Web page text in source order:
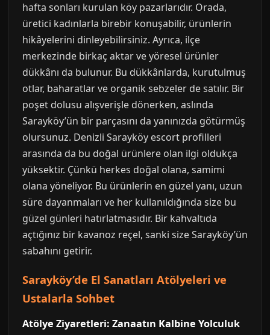
hafta sonları kurulan köy pazarlarıdır. Orada,
üretici kadınlarla birebir konuşabilir, ürünlerin
hikâyelerini dinleyebilirsiniz. Ayrıca, ilçe
merkezinde birkaç aktar ve yöresel ürünler
dükkânı da bulunur. Bu dükkânlarda, kurutulmuş
otlar, baharatlar ve organik sebzeler de satılır. Bir
poşet dolusu alışverişle dönerken, aslında
Sarayköy’ün bir parçasını da yanınızda götürmüş
olursunuz. Denizli Sarayköy escort profilleri
arasında da bu doğal ürünlere olan ilgi oldukça
yüksektir. Çünkü herkes doğal olana, samimi
olana yöneliyor. Bu ürünlerin en güzel yanı, uzun
süre dayanmaları ve her kullanıldığında size bu
güzel günleri hatırlatmasıdır. Bir kahvaltıda
açtığınız bir kavanoz reçel, sanki size Sarayköy’ün
sabahını getirir.
Sarayköy’de El Sanatları Atölyeleri ve
Ustalarla Sohbet
Atölye Ziyaretleri: Zanaatın Kalbine Yolculuk